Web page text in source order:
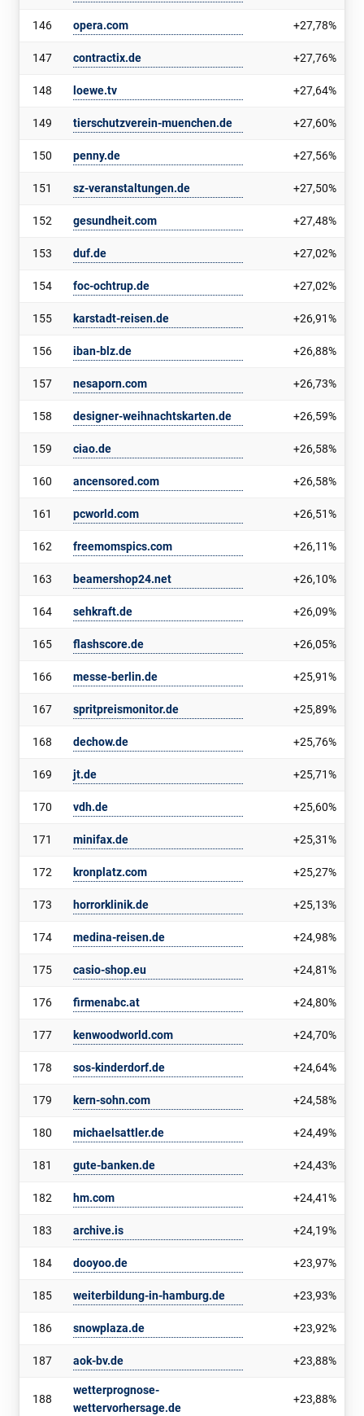
146 opera.com +27,78%
147 contractix.de +27,76%
148 loewe.tv +27,64%
149 tierschutzverein-muenchen.de +27,60%
150 penny.de +27,56%
151 sz-veranstaltungen.de +27,50%
152 gesundheit.com +27,48%
153 duf.de +27,02%
154 foc-ochtrup.de +27,02%
155 karstadt-reisen.de +26,91%
156 iban-blz.de +26,88%
157 nesaporn.com +26,73%
158 designer-weihnachtskarten.de +26,59%
159 ciao.de +26,58%
160 ancensored.com +26,58%
161 pcworld.com +26,51%
162 freemomspics.com +26,11%
163 beamershop24.net +26,10%
164 sehkraft.de +26,09%
165 flashscore.de +26,05%
166 messe-berlin.de +25,91%
167 spritpreismonitor.de +25,89%
168 dechow.de +25,76%
169 jt.de +25,71%
170 vdh.de +25,60%
171 minifax.de +25,31%
172 kronplatz.com +25,27%
173 horrorklinik.de +25,13%
174 medina-reisen.de +24,98%
175 casio-shop.eu +24,81%
176 firmenabc.at +24,80%
177 kenwoodworld.com +24,70%
178 sos-kinderdorf.de +24,64%
179 kern-sohn.com +24,58%
180 michaelsattler.de +24,49%
181 gute-banken.de +24,43%
182 hm.com +24,41%
183 archive.is +24,19%
184 dooyoo.de +23,97%
185 weiterbildung-in-hamburg.de +23,93%
186 snowplaza.de +23,92%
187 aok-bv.de +23,88%
188
wetterprognose-
wettervorhersage.de
+23,88%